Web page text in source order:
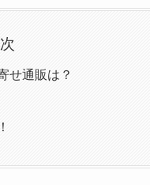
せ通販は？